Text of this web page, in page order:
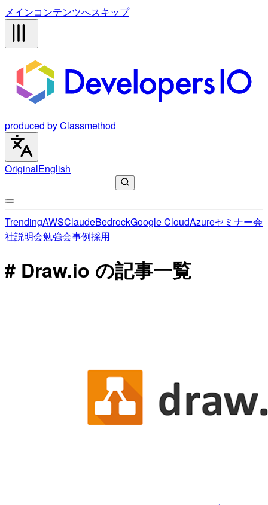
メインコンテンツへスキップ
produced by Classmethod
OriginalEnglish
TrendingAWSClaudeBedrockGoogle CloudAzureセミナー会
社説明会勉強会事例採用
# Draw.io の記事一覧